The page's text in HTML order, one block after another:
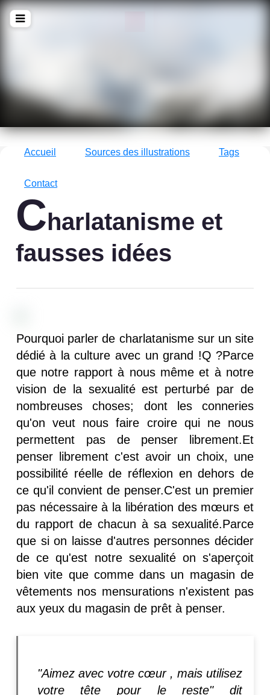
La culture avec un grand !Q
Accueil Sources des illustrations Tags
Contact
Charlatanisme et
fausses idées
Pourquoi parler de charlatanisme sur un site
dédié à la culture avec un grand !Q ?Parce
que notre rapport à nous même et à notre
vision de la sexualité est perturbé par de
nombreuses choses; dont les conneries
qu'on veut nous faire croire qui ne nous
permettent pas de penser librement.Et
penser librement c'est avoir un choix, une
possibilité réelle de réflexion en dehors de
ce qu'il convient de penser.C'est un premier
pas nécessaire à la libération des mœurs et
du rapport de chacun à sa sexualité.Parce
que si on laisse d'autres personnes décider
de ce qu'est notre sexualité on s'aperçoit
bien vite que comme dans un magasin de
vêtements nos mensurations n'existent pas
aux yeux du magasin de prêt à penser.
"Aimez avec votre cœur , mais utilisez
votre tête pour le reste" dit